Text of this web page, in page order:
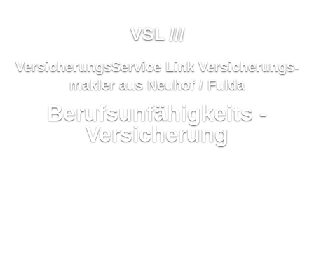
VSL ///
VersicherungsService Link Ver­sicherungs­
makler aus Neuhof / Fulda
Berufs­unfähig­keits -
Versicherung